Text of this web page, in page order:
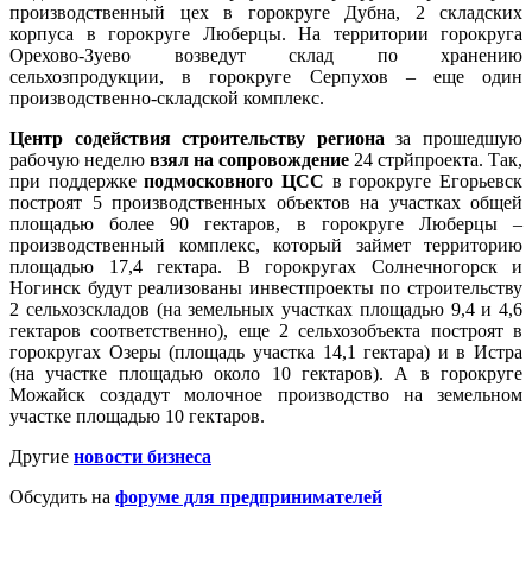
производственный цех в горокруге Дубна, 2 складских
корпуса в горокруге Люберцы. На территории горокруга
Орехово-Зуево возведут склад по хранению
сельхозпродукции, в горокруге Серпухов – еще один
производственно-складской комплекс.
Центр содействия строительству региона за прошедшую
рабочую неделю взял на сопровождение 24 стрйпроекта. Так,
при поддержкеподмосковного ЦСС в горокруге Егорьевск
построят 5 производственных объектов на участках общей
площадью более 90 гектаров, в горокруге Люберцы –
производственный комплекс, который займет территорию
площадью 17,4 гектара. В горокругах Солнечногорск и
Ногинск будут реализованы инвестпроекты по строительству
2 сельхозскладов (на земельных участках площадью 9,4 и 4,6
гектаров соответственно), еще 2 сельхозобъекта построят в
горокругах Озеры (площадь участка 14,1 гектара) и в Истра
(на участке площадью около 10 гектаров). А в горокруге
Можайск создадут молочное производство на земельном
участке площадью 10 гектаров.
Другие новости бизнеса
Обсудить на форуме для предпринимателей